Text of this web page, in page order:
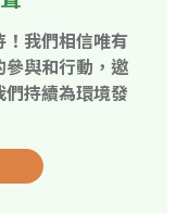
！我們相信唯有
與和行動，邀
持續為環境發